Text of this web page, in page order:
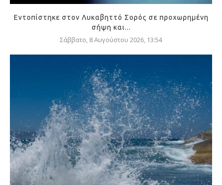
Εντοπίστηκε στον Λυκαβηττό Σορός σε προχωρημένη
σήψη και...
Σάββατο, 8 Αυγούστου 2026, 13:54